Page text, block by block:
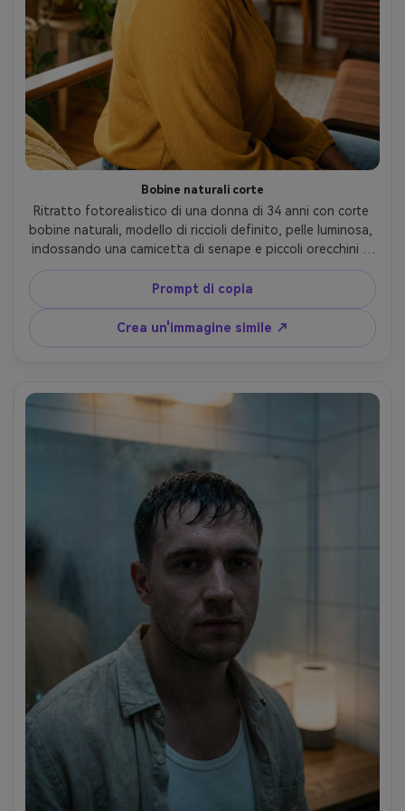
Bobine naturali corte
Ritratto fotorealistico di una donna di 34 anni con corte
bobine naturali, modello di riccioli definito, pelle luminosa,
indossando una camicetta di senape e piccoli orecchini a
cerchio, camera piena di piante interna, morbida luce della
finestra con riempimento di rimbalzo, Fujifilm X-T5, 56mm
f/1.2, posa di tre quarti, medio primo piano, umore caldo e
accogliente, dettaglio realistico della bobina e peli del
bambino, messa a fuoco nitida, alta risoluzione, colore
Prompt di copia
Crea un'immagine simile ↗